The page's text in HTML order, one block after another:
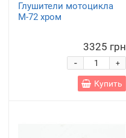
Глушители мотоцикла
М-72 хром
3325 грн
+
-
Купить